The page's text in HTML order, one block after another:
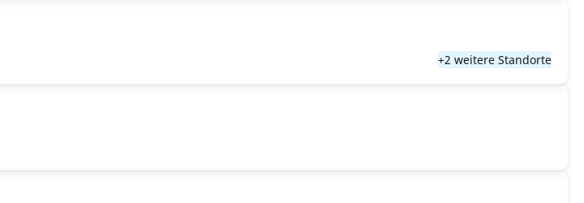
+2 weitere Standorte